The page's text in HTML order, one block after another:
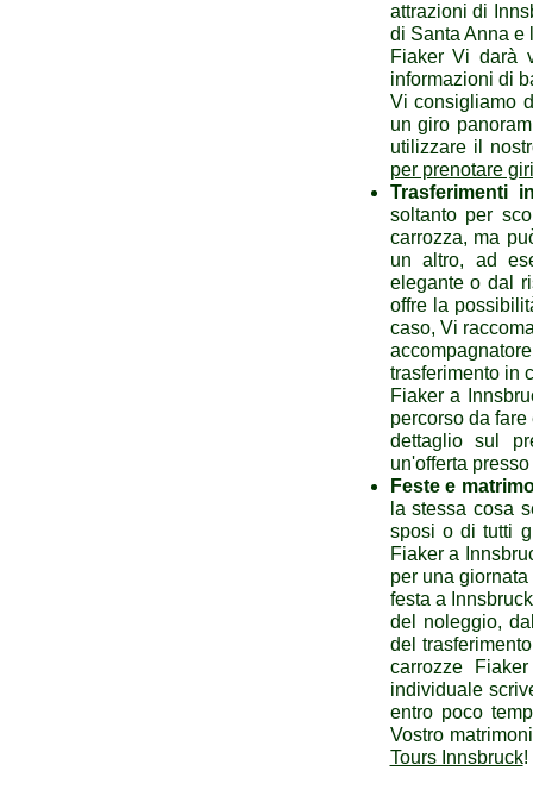
attrazioni di
di Santa Anna e
Fiaker Vi darà
informazioni di
Vi consigliamo
un giro
utilizzare il
per prenotare
Trasferimenti
soltanto per
carrozza, ma
un altro, ad
elegante o dal
offre la
caso, Vi
trasferimento in
Fiaker a
percorso da
dettaglio sul
un'offerta presso
Feste e
la stessa cosa
sposi o di tutti
Fiaker a
per una
festa a
del noleggio,
del
carrozze
individuale
entro poco
Vostro
Tours Innsbruck!